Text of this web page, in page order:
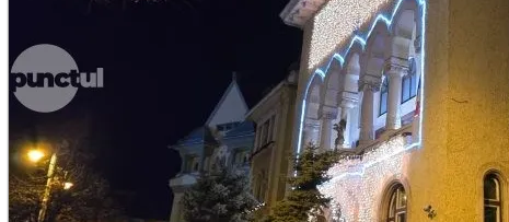
Anunturi
Despre noi
Publicitate
Contact